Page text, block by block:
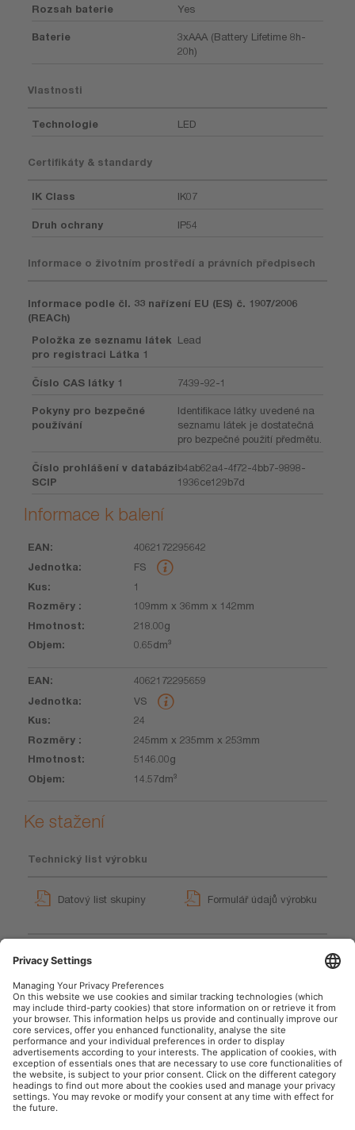
Rozsah baterie Yes
Baterie
3xAAA (Battery Lifetime 8h-
20h)
Vlastnosti
Technologie LED
Certifikáty & standardy
IK Class IK07
Druh ochrany IP54
Informace o životním prostředí a právních předpisech
Informace podle čl. 33 nařízení EU (ES) č. 1907/2006
(REACh)
Položka ze seznamu látek
pro registraci Látka 1
Lead
Číslo CAS látky 1 7439-92-1
Pokyny pro bezpečné
používání
Identifikace látky uvedené na
seznamu látek je dostatečná
pro bezpečné použití předmětu.
Číslo prohlášení v databázi
SCIP
b4ab62a4-4f72-4bb7-9898-
1936ce129b7d
Informace k balení
EAN Kus Rozměry
4062172295642
FS
1
109mm x 36mm x 142mm
218.00g
0.65dm³
4062172295659
VS
24
245mm x 235mm x 253mm
5146.00g
14.57dm³
Ke stažení
Technický list výrobku
Datový list skupiny Formulář údajů výrobku
GPRS_Pokyny k
bezpečnostním symbolům
User instruction
OSRAM Automotive na sociální síti